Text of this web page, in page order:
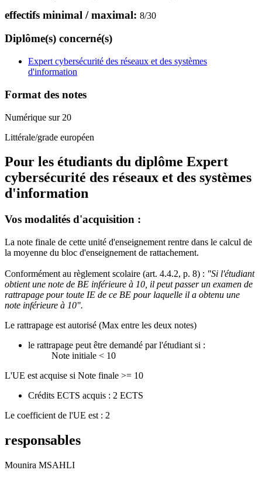
effectifs minimal / maximal: 8/30
Diplôme(s) concerné(s)
Expert cybersécurité des réseaux et des systèmes
d'information
Format des notes
Numérique sur 20
Littérale/grade européen
Pour les étudiants du diplôme Expert
cybersécurité des réseaux et des systèmes
d'information
Vos modalités d'acquisition :
La note finale de cette unité d'enseignement rentre dans le calcul de
la moyenne du bloc d'enseignement de rattachement.
Conformément au règlement scolaire (art. 4.4.2, p. 8) : "Si l'étudiant
obtient une note de BE inférieure à 10, il peut passer un examen de
rattrapage pour toute IE de ce BE pour laquelle il a obtenu une
note inférieure à 10".
Le rattrapage est autorisé (Max entre les deux notes)
le rattrapage peut être demandé par l'étudiant si :
Note initiale < 10
L'UE est acquise si Note finale >= 10
Crédits ECTS acquis : 2 ECTS
Le coefficient de l'UE est : 2
responsables
Mounira MSAHLI